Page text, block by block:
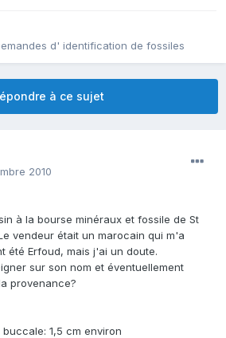
d' identification de fossiles
à ce sujet
2010
à la bourse minéraux et fossile de St
vendeur était un marocain qui m'a
été Erfoud, mais j'ai un doute.
sur son nom et éventuellement
provenance?
1,5 cm environ